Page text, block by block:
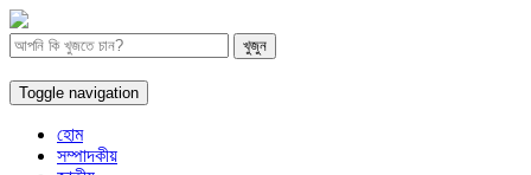
Toggle navigation
হোম
সম্পাদকীয়